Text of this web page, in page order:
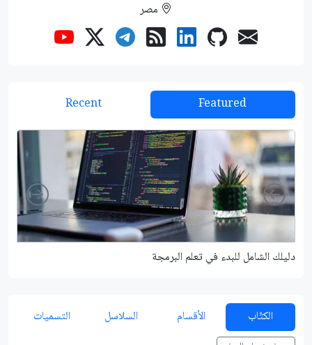
مصر
Featured
Recent
دليلك الشامل للبدء في تعلم البرمجة
Left
الكتّاب الأقسام السلاسل التسميات